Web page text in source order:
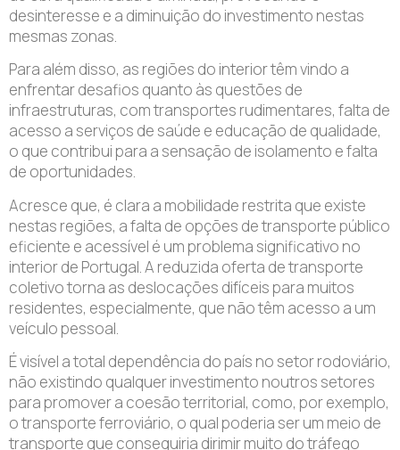
desinteresse e a diminuição do investimento nestas
mesmas zonas.
Para além disso, as regiões do interior têm vindo a
enfrentar desafios quanto às questões de
infraestruturas, com transportes rudimentares, falta de
acesso a serviços de saúde e educação de qualidade,
o que contribui para a sensação de isolamento e falta
de oportunidades.
Acresce que, é clara a mobilidade restrita que existe
nestas regiões, a falta de opções de transporte público
eficiente e acessível é um problema significativo no
interior de Portugal. A reduzida oferta de transporte
coletivo torna as deslocações difíceis para muitos
residentes, especialmente, que não têm acesso a um
veículo pessoal.
É visível a total dependência do país no setor rodoviário,
não existindo qualquer investimento noutros setores
para promover a coesão territorial, como, por exemplo,
o transporte ferroviário, o qual poderia ser um meio de
transporte que conseguiria dirimir muito do tráfego